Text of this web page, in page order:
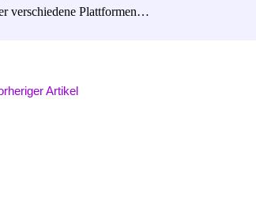
verschiedene Plattformen…
Artikel